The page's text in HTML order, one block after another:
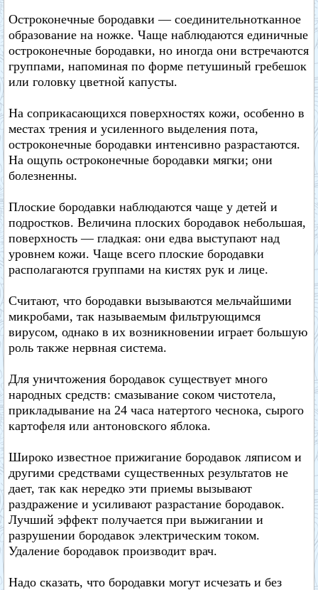
Остроконечные бородавки — соединительнотканное
образование на ножке. Чаще наблюдаются единичные
остроконечные бородавки, но иногда они встречаются
группами, напоминая по форме петушиный гребешок
или головку цветной капусты.
На соприкасающихся поверхностях кожи, особенно в
местах трения и усиленного выделения пота,
остроконечные бородавки интенсивно разрастаются.
На ощупь остроконечные бородавки мягки; они
болезненны.
Плоские бородавки наблюдаются чаще у детей и
подростков. Величина плоских бородавок небольшая,
поверхность — гладкая: они едва выступают над
уровнем кожи. Чаще всего плоские бородавки
располагаются группами на кистях рук и лице.
Считают, что бородавки вызываются мельчайшими
микробами, так называемым фильтрующимся
вирусом, однако в их возникновении играет большую
роль также нервная система.
Для уничтожения бородавок существует много
народных средств: смазывание соком чистотела,
прикладывание на 24 часа натертого чеснока, сырого
картофеля или антоновского яблока.
Широко известное прижигание бородавок ляписом и
другими средствами существенных результатов не
дает, так как нередко эти приемы вызывают
раздражение и усиливают разрастание бородавок.
Лучший эффект получается при выжигании и
разрушении бородавок электрическим током.
Удаление бородавок производит врач.
Надо сказать, что бородавки могут исчезать и без